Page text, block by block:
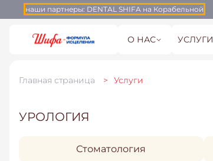
наши партнеры: DENTAL SHIFA на Корабельной
О НАС УСЛУГИ
Главная страница Услуги
УРОЛОГИЯ
Стоматология